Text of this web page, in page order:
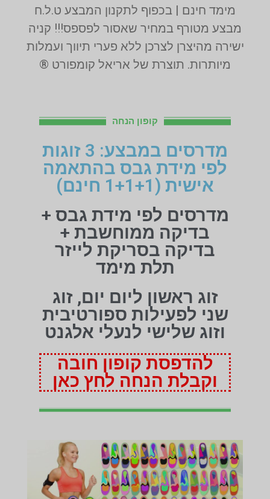
מימד חינם | בכפוף לתקנון המבצע ט.ל.ח
מבצע מטורף במחיר שאסור לפספס!!! קניה
ישירה מהיצרן לצרכן ללא פערי תיווך ועמלות
מיותרות. תוצרת של אריאל קומפורט ®
קופון הנחה
מדרסים במבצע: 3 זוגות
לפי מידת גבס בהתאמה
אישית (1+1+1 חינם)
מדרסים לפי מידת גבס +
בדיקה ממוחשבת +
בדיקה בסריקת לייזר
תלת מימד
זוג ראשון ליום יום, זוג
שני לפעילות ספורטיבית
וזוג שלישי לנעלי אלגנט
להדפסת קופון חובה
וקבלת הנחה לחץ כאן